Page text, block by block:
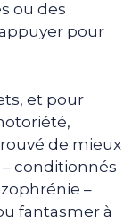
ou des
pour
et pour
de mieux
conditionnés
–
fantasmer à